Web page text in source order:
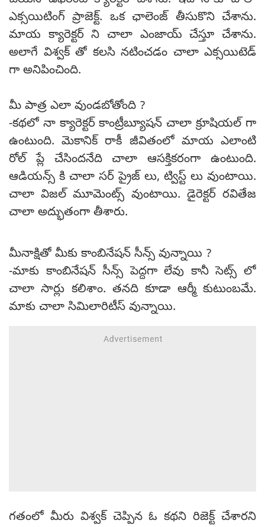
ఎక్సయిటింగ్ ప్రాజెక్ట్. ఒక ఛాలెంజ్ తీసుకొని చేశాను.
మాయ క్యారెక్టర్ ని చాలా ఎంజాయ్ చేస్తూ చేశాను.
అలాగే విశ్వక్ తో కలసి నటించడం చాలా ఎక్సయిటెడ్
గా అనిపించింది.
మీ పాత్ర ఎలా వుండబోతోంది ?
-కథలో నా క్యారెక్టర్ కాంట్రీబ్యూషన్ చాలా క్రూషియల్ గా
ఉంటుంది. మెకానిక్ రాకీ జీవితంలో మాయ ఎలాంటి
రోల్ ప్లే చేసిందనేది చాలా ఆసక్తికరంగా ఉంటుంది.
ఆడియన్స్ కి చాలా సర్ ప్రైజ్ లు, ట్విస్ట్ లు వుంటాయి.
చాలా విజల్ మూమెంట్స్ వుంటాయి. డైరెక్టర్ రవితేజ
చాలా అద్భుతంగా తీశారు.
మీనాక్షితో మీకు కాంబినేషన్ సీన్స్ వున్నాయి ?
-మాకు కాంబినేషన్ సీన్స్ పెద్దగా లేవు కానీ సెట్స్ లో
చాలా సార్లు కలిశాం. తనది కూడా ఆర్మీ కుటుంబమే.
మాకు చాలా సిమిలారిటీస్ వున్నాయి.
గతంలో మీరు విశ్వక్ చెప్పిన ఓ కథని రిజెక్ట్ చేశారని